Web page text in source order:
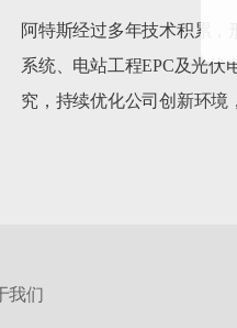
阿特斯经过多年技术积累
系统、电站工程EPC及光
我们